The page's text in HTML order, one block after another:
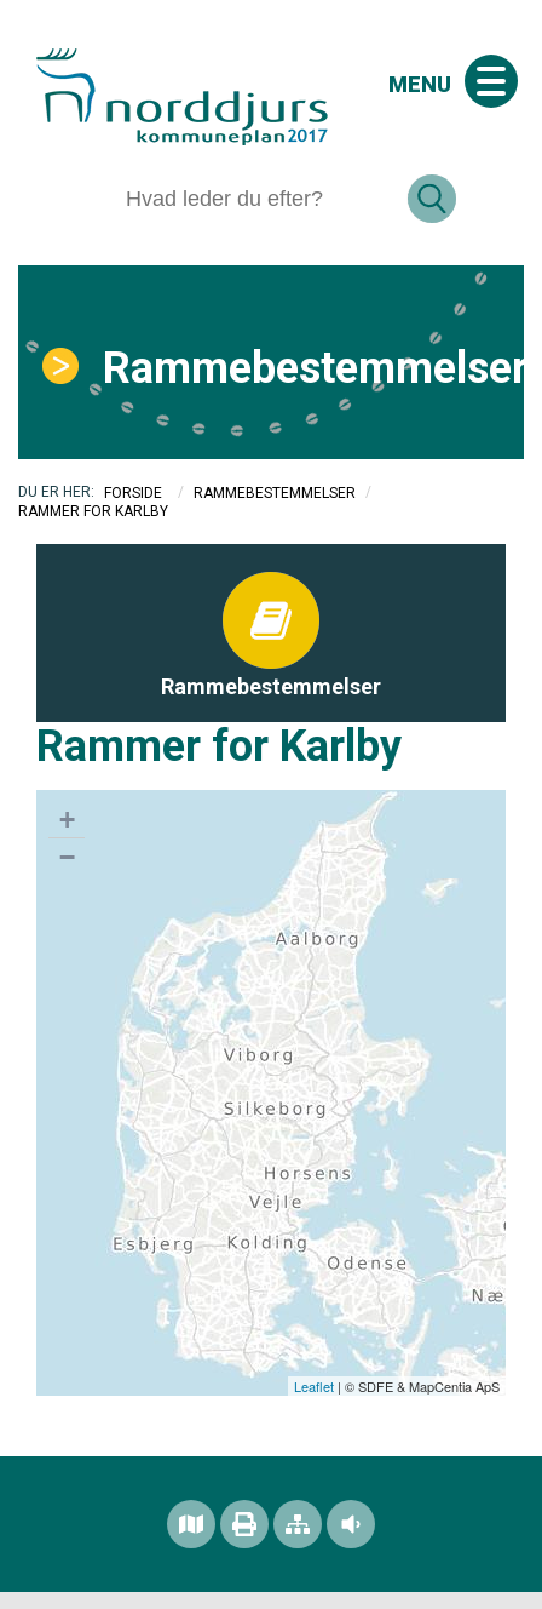
MENU
Rammebestemmelser
FORSIDE / RAMMEBESTEMMELSER
/
RAMMER FOR KARLBY
Rammebestemmelser
Rammer for Karlby
+
−
Leaflet | © SDFE & MapCentia ApS